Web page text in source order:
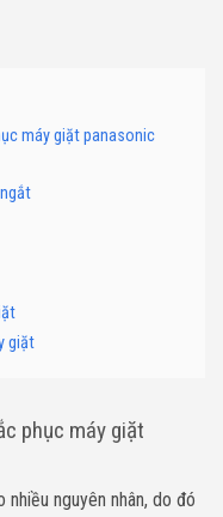
máy giặt panasonic
giặt
phục máy giặt
nhiều nguyên nhân, do đó